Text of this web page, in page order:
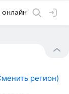
регион)